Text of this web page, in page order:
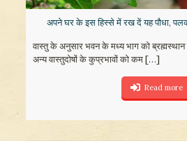
अपने घर के इस हिस्से में रख दें यह पौधा,
वास्तु के अनुसार भवन के मध्य भाग को
अन्य वास्तुदोषों के कुप्रभावों को कम[…]
Read more